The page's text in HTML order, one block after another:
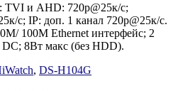
TVI и AHD: 720p@25к/с;
с; IP: доп. 1 канал 720p@25к/с.
100M Ethernet интерфейс; 2
8Вт макс (без HDD).
, DS-H104G